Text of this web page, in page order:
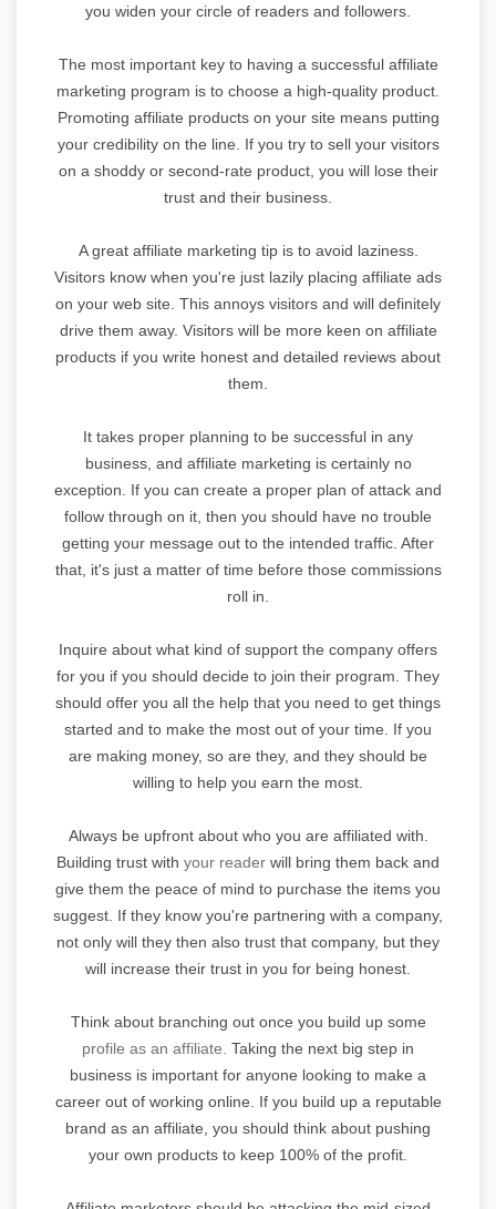
you widen your circle of readers and followers.
The most important key to having a successful affiliate
marketing program is to choose a high-quality product.
Promoting affiliate products on your site means putting
your credibility on the line. If you try to sell your visitors
on a shoddy or second-rate product, you will lose their
trust and their business.
A great affiliate marketing tip is to avoid laziness.
Visitors know when you're just lazily placing affiliate ads
on your web site. This annoys visitors and will definitely
drive them away. Visitors will be more keen on affiliate
products if you write honest and detailed reviews about
them.
It takes proper planning to be successful in any
business, and affiliate marketing is certainly no
exception. If you can create a proper plan of attack and
follow through on it, then you should have no trouble
getting your message out to the intended traffic. After
that, it's just a matter of time before those commissions
roll in.
Inquire about what kind of support the company offers
for you if you should decide to join their program. They
should offer you all the help that you need to get things
started and to make the most out of your time. If you
are making money, so are they, and they should be
willing to help you earn the most.
Always be upfront about who you are affiliated with.
Building trust with your reader will bring them back and
give them the peace of mind to purchase the items you
suggest. If they know you're partnering with a company,
not only will they then also trust that company, but they
will increase their trust in you for being honest.
Think about branching out once you build up some
profile as an affiliate. Taking the next big step in
business is important for anyone looking to make a
career out of working online. If you build up a reputable
brand as an affiliate, you should think about pushing
your own products to keep 100% of the profit.